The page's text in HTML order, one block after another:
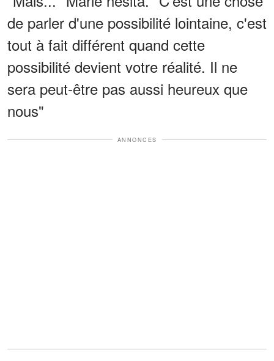
de parler d'une possibilité lointaine, c'est
tout à fait différent quand cette
possibilité devient votre réalité. Il ne
sera peut-être pas aussi heureux que
nous"
ANNONCES